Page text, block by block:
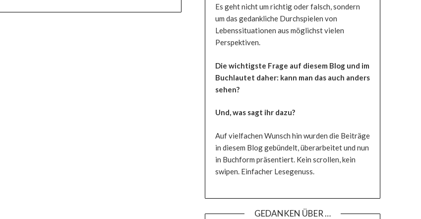
Es geht nicht um richtig oder falsch, sondern
um das gedankliche Durchspielen von
Lebenssituationen aus möglichst vielen
Perspektiven.
Die wichtigste Frage auf diesem Blog und im
Buchlautet daher: kann man das auch anders
sehen?
Und, was sagt ihr dazu?
Auf vielfachen Wunsch hin wurden die Beiträge
in diesem Blog gebündelt, überarbeitet und nun
in Buchform präsentiert. Kein scrollen, kein
swipen. Einfacher Lesegenuss.
GEDANKEN ÜBER …